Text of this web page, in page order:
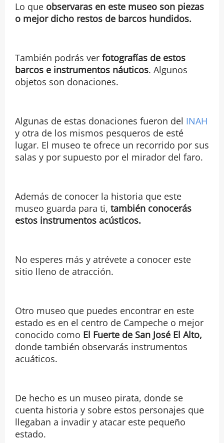
Lo que observaras en este museo son piezas
o mejor dicho restos de barcos hundidos.
También podrás verfotografías de estos
barcos e instrumentos náuticos. Algunos
objetos son donaciones.
Algunas de estas donaciones fueron del INAH
y otra de los mismos pesqueros de esté
lugar. El museo te ofrece un recorrido por sus
salas y por supuesto por el mirador del faro.
Además de conocer la historia que este
museo guarda para ti, también conocerás
estos instrumentos acústicos.
No esperes más y atrévete a conocer este
sitio lleno de atracción.
Otro museo que puedes encontrar en este
estado es en el centro de Campeche o mejor
conocido como El Fuerte de San José El Alto,
donde también observarás instrumentos
acuáticos.
De hecho es un museo pirata, donde se
cuenta historia y sobre estos personajes que
llegaban a invadir y atacar este pequeño
estado.